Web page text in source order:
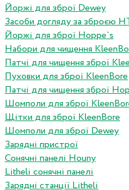
Йоржі для зброї Dewey
Засоби догляду за зброєю
Йоржі для зброї Hoppe`s
Набори для чищення
Патчі для чищення зброї
Пуховки для зброї KleenBore
Патчі для чищення зброї
Шомполи для зброї
Щітки для зброї KleenBore
Шомполи для зброї Dewey
Зарядні пристрої
Сонячні панелі Houny
Litheli сонячні панелі
Зарядні станції Litheli